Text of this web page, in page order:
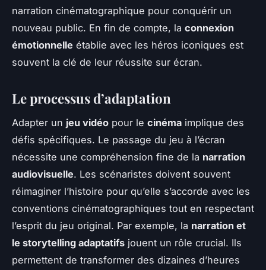
narration cinématographique pour conquérir un
nouveau public. En fin de compte, la connexion
émotionnelle établie avec les héros iconiques est
souvent la clé de leur réussite sur écran.
Le processus d’adaptation
Adapter un jeu vidéo pour le cinéma implique des
défis spécifiques. Le passage du jeu à l’écran
nécessite une compréhension fine de la narration
audiovisuelle. Les scénaristes doivent souvent
réimaginer l’histoire pour qu’elle s’accorde avec les
conventions cinématographiques tout en respectant
l’esprit du jeu original. Par exemple, la narration et
le storytelling adaptatifs jouent un rôle crucial. Ils
permettent de transformer des dizaines d’heures